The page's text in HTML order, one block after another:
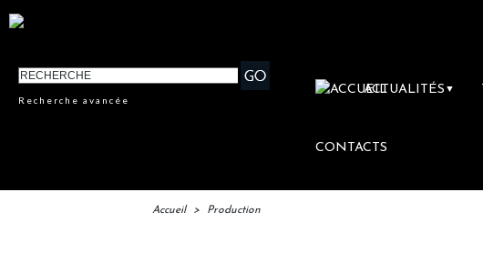
Recherche avancée
ACTUALITÉS ▼
CONTACTS
Accueil > Production